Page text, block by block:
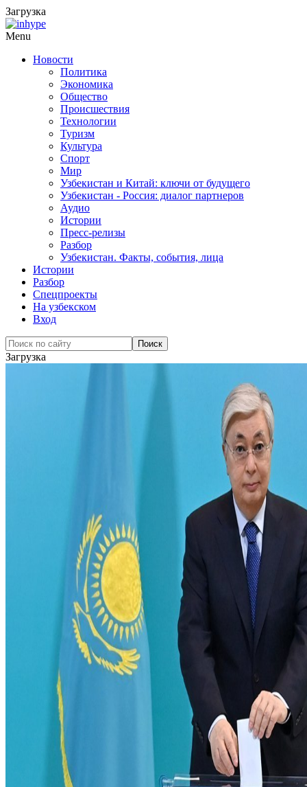
Загрузка
Menu
Новости
Политика
Экономика
Общество
Происшествия
Технологии
Туризм
Культура
Спорт
Мир
Узбекистан и Китай: ключи от будущего
Узбекистан - Россия: диалог партнеров
Аудио
Истории
Пресс-релизы
Разбор
Узбекистан. Факты, события, лица
Истории
Разбор
Спецпроекты
На узбекском
Вход
Загрузка